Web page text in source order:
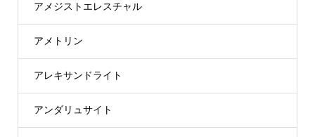
アメジストエレスチャル
アメトリン
アレキサンドライト
アンダリュサイト